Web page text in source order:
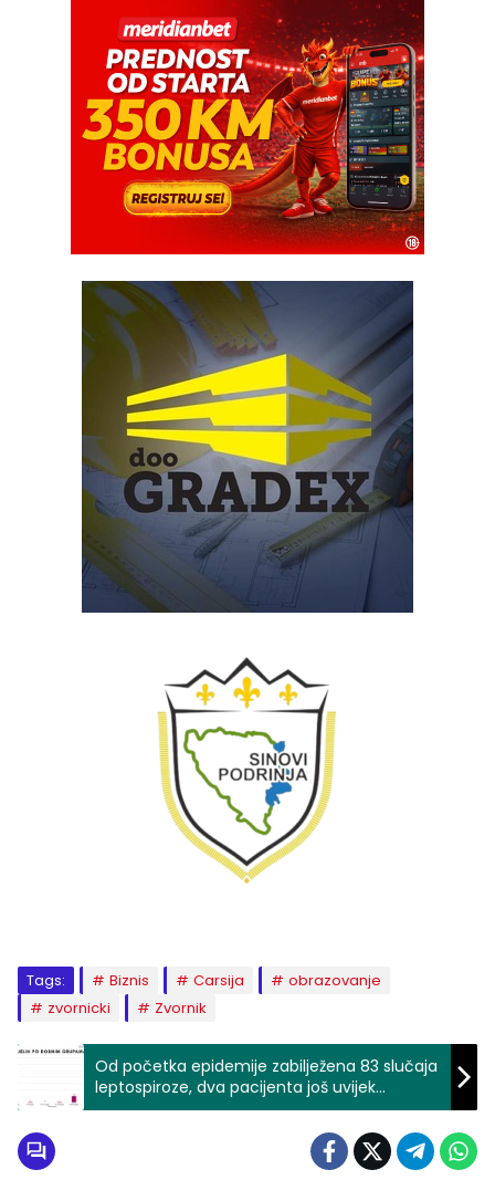
Tags: Biznis Carsija
obrazovanje
zvornicki
Zvornik
Od početka epidemije zabilježena 83 slučaja
leptospiroze, dva pacijenta još uvijek
hospitalizirana